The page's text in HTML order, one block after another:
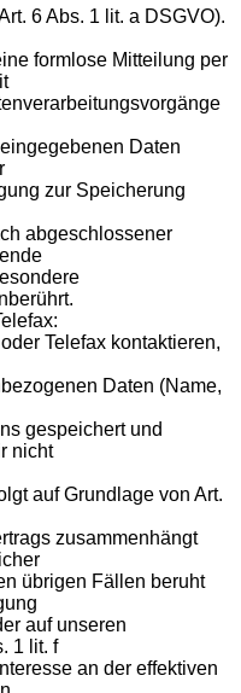
6 Abs. 1 lit. a DSGVO).
formlose Mitteilung per
Daten
zur Speicherung
abgeschlossener
Telefax kontaktieren,
Daten (Name,
gespeichert und
nicht
auf Grundlage von Art.
zusammenhängt
übrigen Fällen beruht
auf unseren
1 lit. f
an der effektiven